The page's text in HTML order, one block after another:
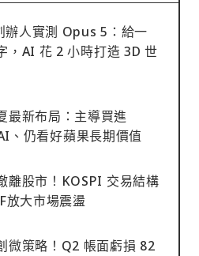
人實測 Opus 5：給一
，AI 花 2 小時打造 3D 世
最新布局：主導買進
仍看好蘋果長期價值
離股市！KOSPI 交易結構
放大市場震盪
微策略！Q2 帳面虧損 82